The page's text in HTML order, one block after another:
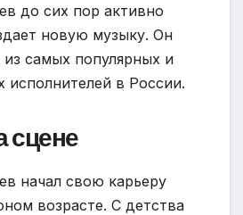
до сих пор активно
новую музыку. Он
самых популярных и
исполнителей в России.
сцене
начал свою карьеру
возрасте. С детства